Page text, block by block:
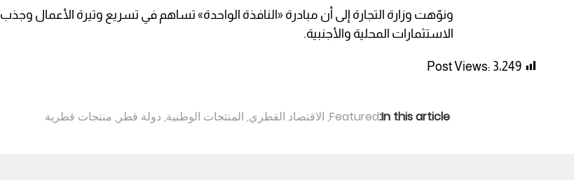
ونوّهت وزارة التجارة إلى أن مبادرة «النافذة الواحدة» تساهم في تسريع وتيرة الأعمال وجذب
الاستثمارات المحلية والأجنبية.
Post Views: 3٬249
In this article:
Featured
, الاقتصاد القطري, المنتجات الوطنية, دولة قطر , منتجات قطرية